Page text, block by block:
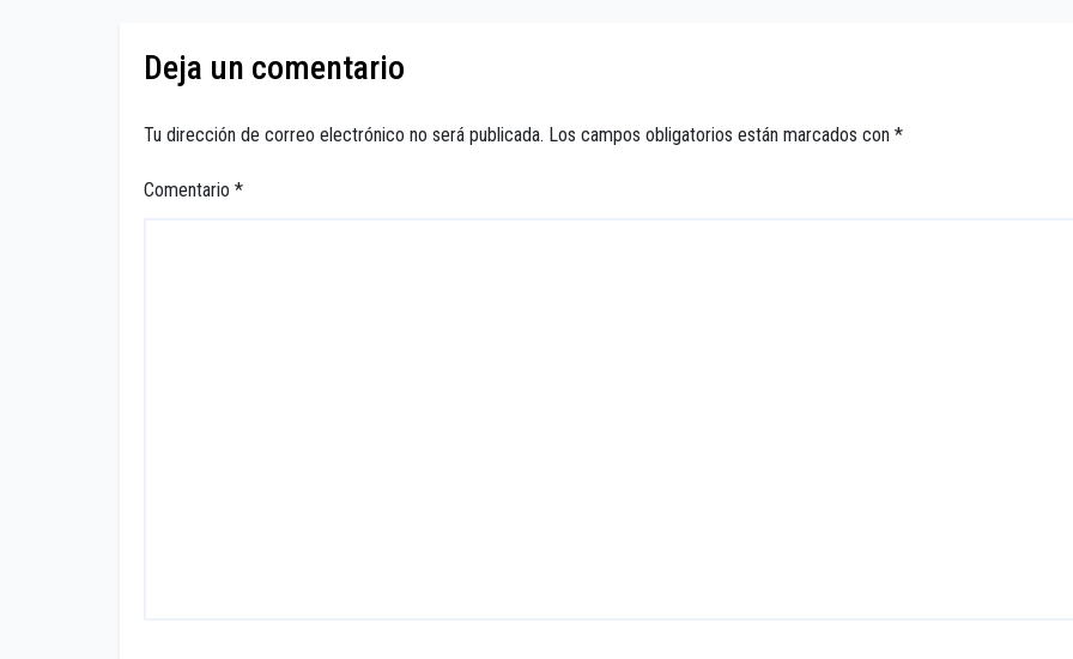
Deja un comentario
Tu dirección de correo electrónico no será publicada. Los campos obligatorios están marcados con *
Comentario *